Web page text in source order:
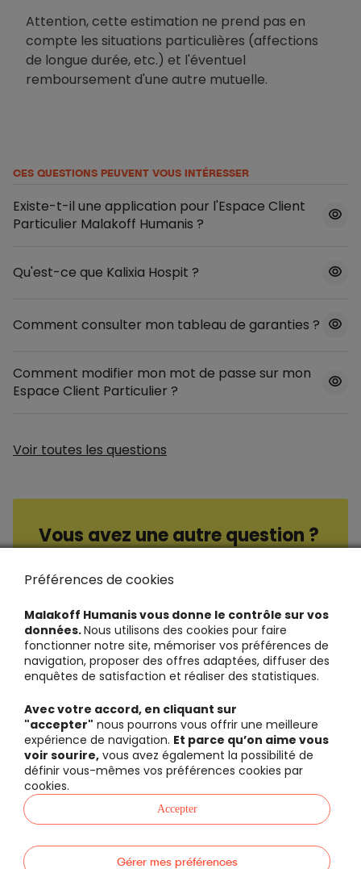
Attention, cette estimation ne prend pas en
compte les situations particulières (affections
de longue durée, etc.) et l'éventuel
remboursement d'une autre mutuelle.
CES QUESTIONS PEUVENT VOUS INTÉRESSER
Existe-t-il une application pour l'Espace Client
Particulier Malakoff Humanis ?
Qu'est-ce que Kalixia Hospit ?
Comment consulter mon tableau de garanties ?
Comment modifier mon mot de passe sur mon
Espace Client Particulier ?
Voir toutes les questions
Vous avez une autre question ?
Consultez nos questions / réponses
Préférences de cookies
Malakoff Humanis vous donne le contrôle sur vos
données.Nous utilisons des cookies pour faire
fonctionner notre site, mémoriser vos préférences de
navigation, proposer des offres adaptées, diffuser des
enquêtes de satisfaction et réaliser des statistiques.
Avec votre accord, en cliquant sur
"accepter" nous pourrons vous offrir une meilleure
expérience de navigation. Et parce qu’on aime vous
voir sourire, vous avez également la possibilité de
définir vous-mêmes vos préférences cookies par
cookies.
Gérer mes préférences
Accepter